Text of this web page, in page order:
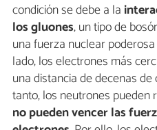
condición se debe a la
los gluones, un tipo de
una fuerza nuclear
lado, los electrones más
una distancia de decenas
tanto, los neutrones
no pueden vencer las